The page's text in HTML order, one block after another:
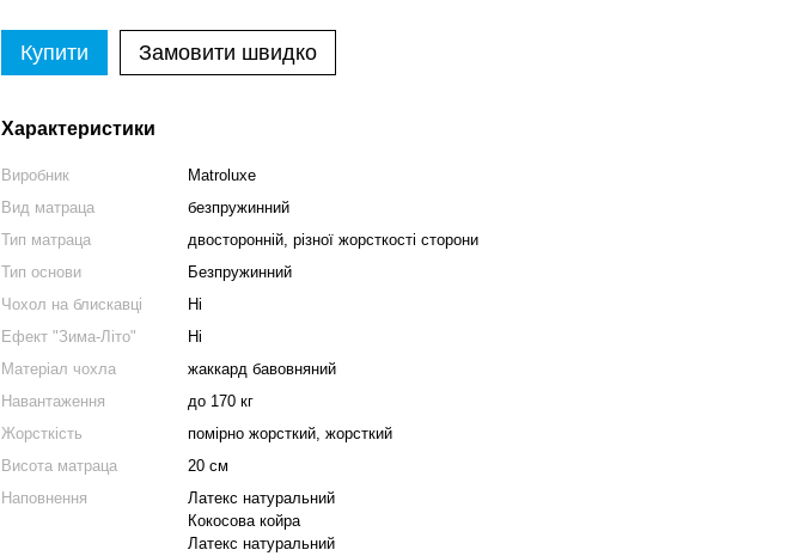
Купити Замовити швидко
Характеристики
Виробник
Matroluxe
Вид матраца
безпружинний
Тип матраца
двосторонній, різної жорсткості сторони
Тип основи
Безпружинний
Чохол на блискавці
Ні
Ефект "Зима-Літо"
Ні
Матеріал чохла
жаккард бавовняний
Навантаження
до 170 кг
Жорсткість
помірно жорсткий, жорсткий
Висота матраца
20 см
Наповнення
Латекс натуральний
Кокосова койра
Латекс натуральний